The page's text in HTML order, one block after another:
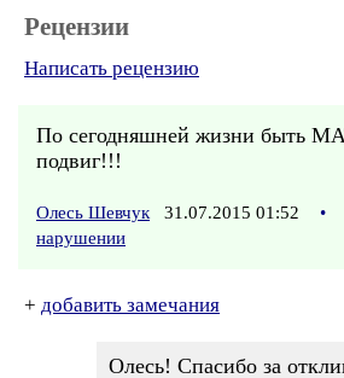
Рецензии
Написать рецензию
По сегодняшней жизни быть
подвиг!!!
Олесь Шевчук 31.07.2015 01:52 •
нарушении
+ добавить замечания
Олесь! Спасибо за